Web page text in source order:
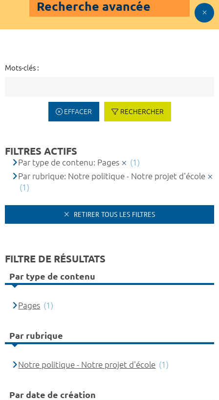
Recherche avancée
Mots-clés :
EFFACER RECHERCHER
FILTRES ACTIFS
Par type de contenu: Pages
(1)
Par rubrique: Notre politique - Notre projet d'école
(1)
RETIRER TOUS LES FILTRES
FILTRE DE RÉSULTATS
Par type de contenu
Pages (1)
Par rubrique
Notre politique - Notre projet d'école (1)
Par date de création